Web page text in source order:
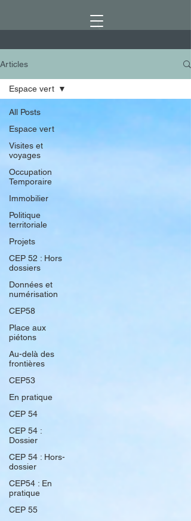
Articles
All Posts
Espace vert
Visites et
voyages
Occupation
Temporaire
Immobilier
Politique
territoriale
Projets
CEP 52 : Hors
dossiers
Données et
numérisation
CEP58
Place aux
piétons
Au-delà des
frontières
CEP53
En pratique
CEP 54
CEP 54 :
Dossier
CEP 54 : Hors-
dossier
CEP54 : En
pratique
CEP 55
Espace vert